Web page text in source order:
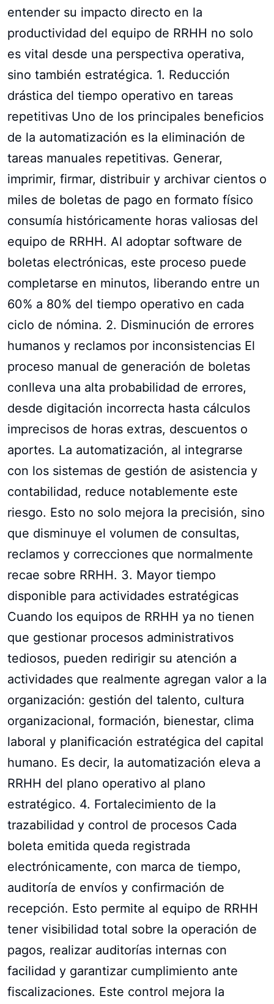
entender su impacto directo en la
productividad del equipo de RRHH no solo
es vital desde una perspectiva operativa,
sino también estratégica. 1. Reducción
drástica del tiempo operativo en tareas
repetitivas Uno de los principales beneficios
de la automatización es la eliminación de
tareas manuales repetitivas. Generar,
imprimir, firmar, distribuir y archivar cientos o
miles de boletas de pago en formato físico
consumía históricamente horas valiosas del
equipo de RRHH. Al adoptar software de
boletas electrónicas, este proceso puede
completarse en minutos, liberando entre un
60% a 80% del tiempo operativo en cada
ciclo de nómina. 2. Disminución de errores
humanos y reclamos por inconsistencias El
proceso manual de generación de boletas
conlleva una alta probabilidad de errores,
desde digitación incorrecta hasta cálculos
imprecisos de horas extras, descuentos o
aportes. La automatización, al integrarse
con los sistemas de gestión de asistencia y
contabilidad, reduce notablemente este
riesgo. Esto no solo mejora la precisión, sino
que disminuye el volumen de consultas,
reclamos y correcciones que normalmente
recae sobre RRHH. 3. Mayor tiempo
disponible para actividades estratégicas
Cuando los equipos de RRHH ya no tienen
que gestionar procesos administrativos
tediosos, pueden redirigir su atención a
actividades que realmente agregan valor a la
organización: gestión del talento, cultura
organizacional, formación, bienestar, clima
laboral y planificación estratégica del capital
humano. Es decir, la automatización eleva a
RRHH del plano operativo al plano
estratégico. 4. Fortalecimiento de la
trazabilidad y control de procesos Cada
boleta emitida queda registrada
electrónicamente, con marca de tiempo,
auditoría de envíos y confirmación de
recepción. Esto permite al equipo de RRHH
tener visibilidad total sobre la operación de
pagos, realizar auditorías internas con
facilidad y garantizar cumplimiento ante
fiscalizaciones. Este control mejora la